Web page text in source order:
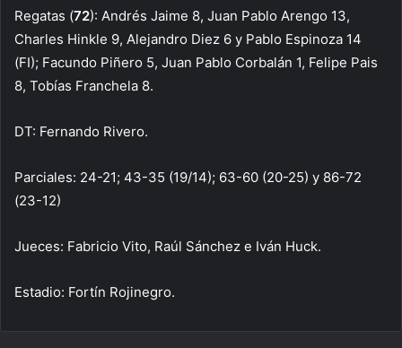
Regatas (72): Andrés Jaime 8, Juan Pablo Arengo 13,
Charles Hinkle 9, Alejandro Diez 6 y Pablo Espinoza 14
(FI); Facundo Piñero 5, Juan Pablo Corbalán 1, Felipe Pais
8, Tobías Franchela 8.
DT: Fernando Rivero.
Parciales: 24-21; 43-35 (19/14); 63-60 (20-25) y 86-72
(23-12)
Jueces: Fabricio Vito, Raúl Sánchez e Iván Huck.
Estadio: Fortín Rojinegro.